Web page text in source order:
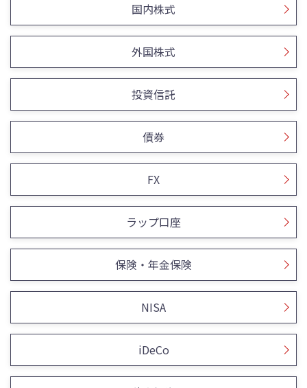
国内株式
外国株式
投資信託
債券
FX
ラップ口座
保険・年金保険
NISA
iDeCo